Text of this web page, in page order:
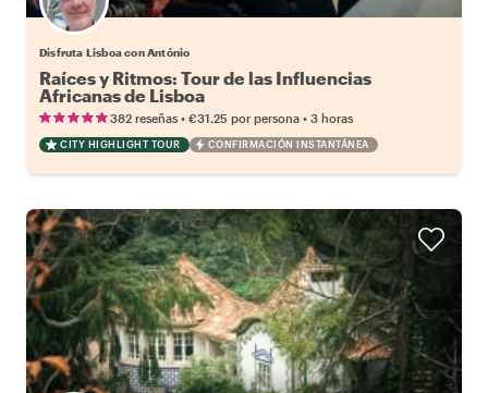
Disfruta Lisboa con António
Raíces y Ritmos: Tour de las Influencias
Africanas de Lisboa
382 reseñas • €31.25 por persona • 3 horas
CITY HIGHLIGHT TOUR CONFIRMACIÓN INSTANTÁNEA